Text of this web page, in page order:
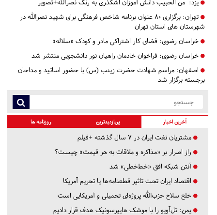
یزد: من الحبیب دانش آموزان اشکذری به رنگ نصرالله+تصویر
تهران:
برگزاری ۸۰ عنوان برنامه شاخص فرهنگی برای شهید نصرالله در
شهرستان های استان تهران
خراسان رضوی: فضای کار اشتراکی مادر و کودک «سلاله»
خراسان رضوی: فراخوان خادمان راهیان نور دانشجویی منتشر شد
اصفهان: مراسم شهادت حضرت زینب (س) با حضور اساتید و مداحان
برجسته برگزار شد
آخرین اخبار پربازدیدترین روزنامه ها
مشتریان نفت ایران در ۷ سال گذشته +فیلم
راز اصرار بر «مذاکره و ملاقات به هر قیمت» چیست؟
آنتن شبکه افق «خط‌خطی» شد
اقتصاد ایران تحت تاثیر قطعنامه‌ها یا تحریم‌ آمریکا
خلع سلاح حزب‌الله پروژه‌ای تحمیلی و آمریکایی است
یمن: تل‌آویو را با موشک هایپرسونیک هدف قرار دادیم